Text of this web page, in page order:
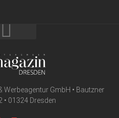
GmbH • Bautzner
• 01324 Dresden